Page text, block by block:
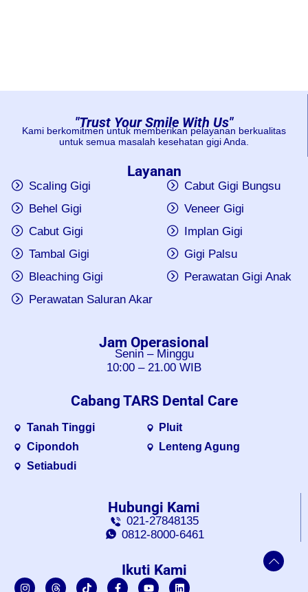
"Trust Your Smile With Us"
Kami berkomitmen untuk memberikan pelayanan berkualitas
untuk semua masalah kesehatan gigi Anda.
Layanan
Scaling Gigi
Behel Gigi
Cabut Gigi
Tambal Gigi
Bleaching Gigi
Perawatan Saluran Akar
Cabut Gigi Bungsu
Veneer Gigi
Implan Gigi
Gigi Palsu
Perawatan Gigi Anak
Jam Operasional
Senin – Minggu
10:00 – 21.00 WIB
Cabang TARS Dental Care
Tanah Tinggi
Cipondoh
Setiabudi
Pluit
Lenteng Agung
Hubungi Kami
021-27848135
0812-8000-6461
Ikuti Kami